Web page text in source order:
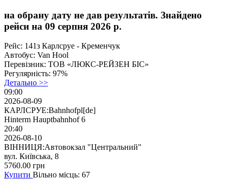
на обрану дату не дав результатів. Знайдено
рейси на 09 серпня 2026 р.
Рейс: 141з Карлсруе - Кременчук
Автобус: Van Hool
Перевізник: ТОВ «ЛЮКС-РЕЙЗЕН БІС»
Регулярність: 97%
Детально >>
09:00
2026-08-09
КАРЛСРУЕ:Bahnhofpl[de]
Hinterm Hauptbahnhof 6
20:40
2026-08-10
ВІННИЦЯ:Автовокзал "Центральний"
вул. Київська, 8
5760.00 грн
Купити Вільно місць: 67